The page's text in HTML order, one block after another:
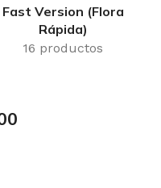
Fast Version (Flora
Rápida)
16 productos